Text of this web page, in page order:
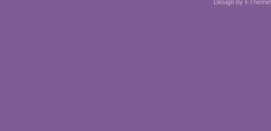
Design by